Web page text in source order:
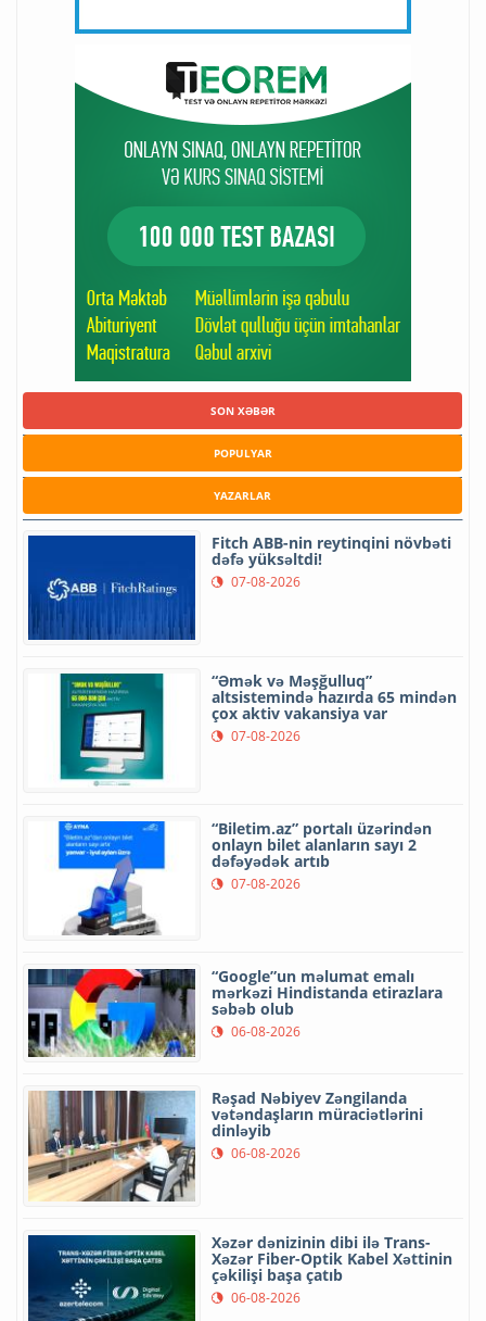
SON XƏBƏR
POPULYAR
YAZARLAR
Fitch ABB-nin reytinqini növbəti
dəfə yüksəltdi!
07-08-2026
“Əmək və Məşğulluq”
altsistemində hazırda 65 mindən
çox aktiv vakansiya var
07-08-2026
“Biletim.az” portalı üzərindən
onlayn bilet alanların sayı 2
dəfəyədək artıb
07-08-2026
“Google”un məlumat emalı
mərkəzi Hindistanda etirazlara
səbəb olub
06-08-2026
Rəşad Nəbiyev Zəngilanda
vətəndaşların müraciətlərini
dinləyib
06-08-2026
Xəzər dənizinin dibi ilə Trans-
Xəzər Fiber-Optik Kabel Xəttinin
çəkilişi başa çatıb
06-08-2026